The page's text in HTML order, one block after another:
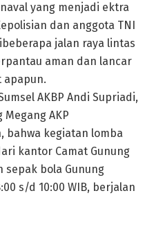
yang menjadi ektra
dan anggota TNI
jalan raya lintas
aman dan lancar
apapun.
AKBP Andi Supriadi,
Megang AKP
bahwa kegiatan lomba
kantor Camat Gunung
sepak bola Gunung
s/d 10:00 WIB, berjalan